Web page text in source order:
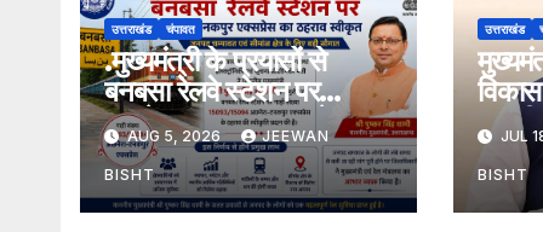
उत्तराखंड चंपावत
.मुख्यमंत्री के प्रयासों से
बनबसा रेलवे स्टेशन पर
अछनेरा-टनकपुर एक्सप्रेस का
ठहराव हुआ स्वीकृत
AUG 5, 2026 JEEWAN
BISHT
उत्तराखंड
मार्ग
JUL
BISHT